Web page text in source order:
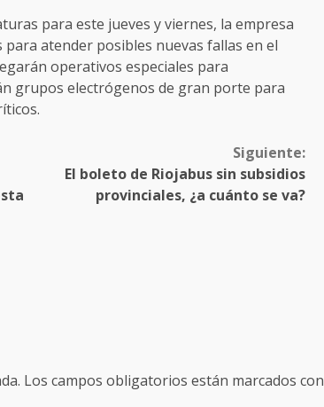
para este jueves y viernes, la empresa
atender posibles nuevas fallas en el
operativos especiales para
grupos electrógenos de gran porte para
Siguiente:
El boleto de Riojabus sin subsidios
provinciales, ¿a cuánto se va?
Los campos obligatorios están marcados con